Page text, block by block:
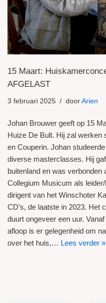
15 Maart:
AFGELAST
3 februari 2025 door Arien
Johan Brouwer geeft op 15
Huize De Bult. Hij zal werken
en Couperin. Johan
diverse masterclasses. Hij
buitenland en was
Collegium Musicum als
dirigent van het Winschoter
CD’s, de laatste in 2023. Het
duurt ongeveer een uur.
afloop is er gelegenheid om
over het huis,… Lees verder »